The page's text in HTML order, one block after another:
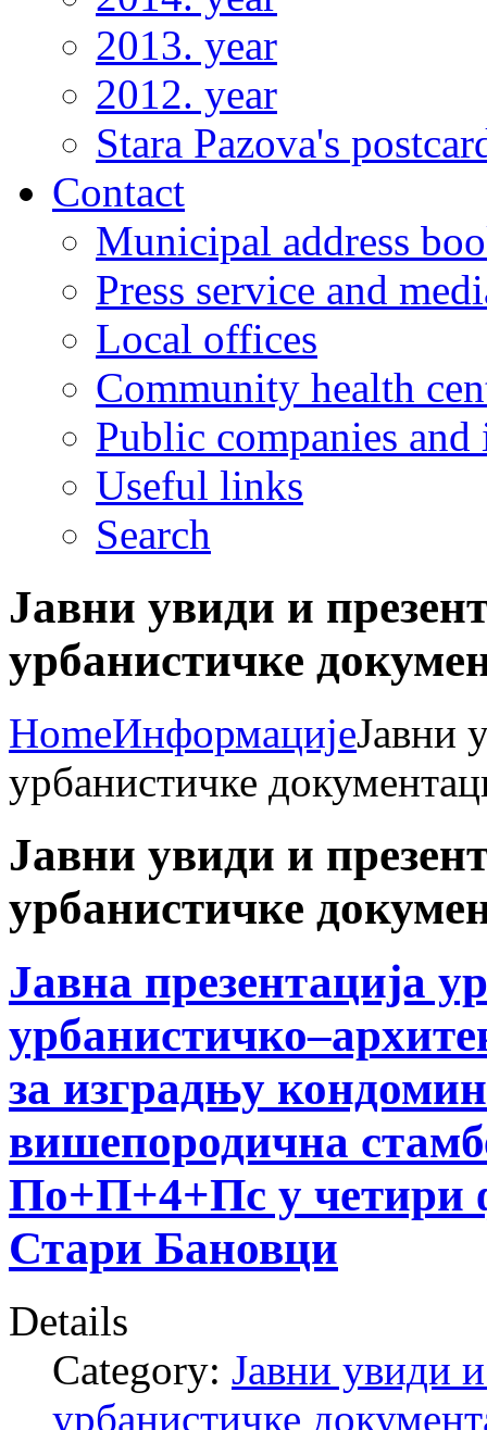
2013. year
2012. year
Stara Pazova's
Contact
Municipal address
Press service and
Local offices
Community health
Public companies
Useful links
Search
Јавни увиди и
урбанистичке
HomeИнформацијеЈавни
урбанистичке
Јавни увиди и
урбанистичке
Јавна презентација
за изградњу
вишепородична
По+П+4+Пс у четири
Стари Бановци
Details
Category: Јавни увиди
урбанистичке